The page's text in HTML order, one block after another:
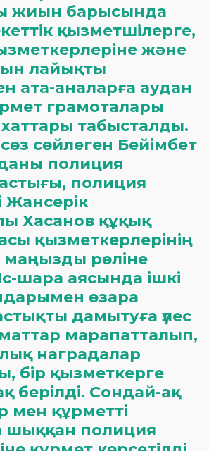
жиын барысында
қызметшілерге,
және
лайықты
ата-аналарға аудан
грамоталары
табысталды.
сөйлеген Бейімбет
полиция
полиция
Жансерік
Хасанов құқық
қызметкерлерінің
рөліне
шара аясында ішкі
өзара
дамытуға үлес
марапатталып,
наградалар
бір қызметкерге
берілді. Сондай-ақ
мен құрметті
шыққан полиция